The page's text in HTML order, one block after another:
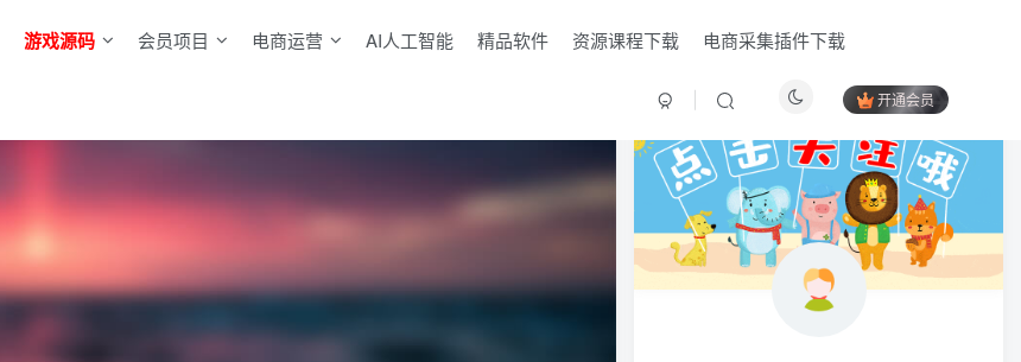
游戏源码 会员项目 电商运营 AI人工智能 精品软件 资源课程下载 电商采集插件下载
开通会员